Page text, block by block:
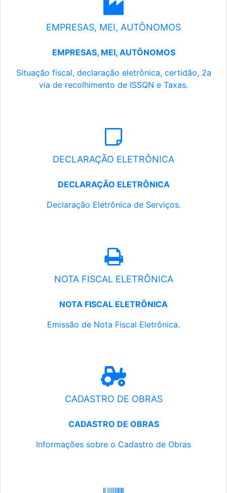
EMPRESAS, MEI, AUTÔNOMOS
EMPRESAS, MEI, AUTÔNOMOS
Situação fiscal, declaração eletrônica, certidão, 2a
via de recolhimento de ISSQN e Taxas.
DECLARAÇÃO ELETRÔNICA
DECLARAÇÃO ELETRÔNICA
Declaração Eletrônica de Serviços.
NOTA FISCAL ELETRÔNICA
NOTA FISCAL ELETRÔNICA
Emissão de Nota Fiscal Eletrônica.
CADASTRO DE OBRAS
CADASTRO DE OBRAS
Informações sobre o Cadastro de Obras